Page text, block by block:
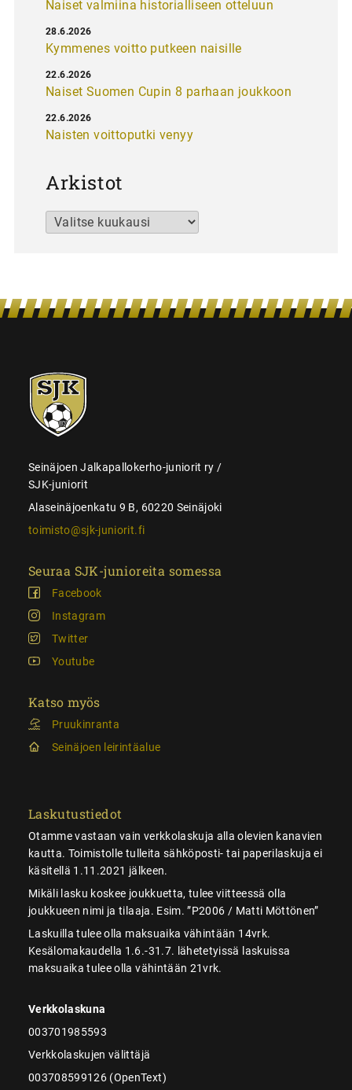
Naiset valmiina historialliseen otteluun
Kymmenes voitto putkeen naisille
28.6.2026
Naiset Suomen Cupin 8 parhaan joukkoon
22.6.2026
Naisten voittoputki venyy
22.6.2026
Arkistot
Arkistot
SJK-
juniorit
Seinäjoen Jalkapallokerho-juniorit ry /
SJK-juniorit
Alaseinäjoenkatu 9 B, 60220 Seinäjoki
toimisto@sjk-juniorit.fi
Seuraa SJK-junioreita somessa
Facebook
Instagram
Twitter
Youtube
Katso myös
Pruukinranta
Seinäjoen leirintäalue
Laskutustiedot
Otamme vastaan vain verkkolaskuja alla olevien kanavien
kautta. Toimistolle tulleita sähköposti- tai paperilaskuja ei
käsitellä 1.11.2021 jälkeen.
Mikäli lasku koskee joukkuetta, tulee viitteessä olla
joukkueen nimi ja tilaaja. Esim. ”P2006 / Matti Möttönen”
Laskuilla tulee olla maksuaika vähintään 14vrk.
Kesälomakaudella 1.6.-31.7. lähetetyissä laskuissa
maksuaika tulee olla vähintään 21vrk.
Verkkolaskuna
003701985593
Verkkolaskujen välittäjä
003708599126 (OpenText)